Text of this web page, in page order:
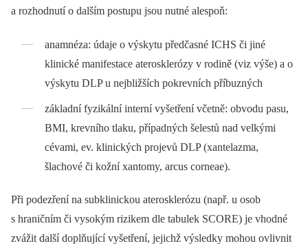
a rozhodnutí o dalším postupu jsou nutné alespoň:
anamnéza: údaje o výskytu předčasné ICHS či jiné
klinické manifestace aterosklerózy v rodině (viz výše) a o
výskytu DLP u nejbližších pokrevních příbuzných
základní fyzikální interní vyšetření včetně: obvodu pasu,
BMI, krevního tlaku, případných šelestů nad velkými
cévami, ev. klinických projevů DLP (xantelazma,
šlachové či kožní xantomy, arcus corneae).
Při podezření na subklinickou aterosklerózu (např. u osob
s hraničním či vysokým rizikem dle tabulek SCORE) je vhodné
zvážit další doplňující vyšetření, jejichž výsledky mohou ovlivnit